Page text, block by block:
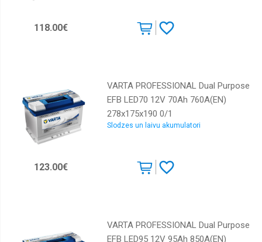
118.00€
VARTA PROFESSIONAL Dual Purpose
EFB LED70 12V 70Ah 760A(EN)
278x175x190 0/1
EAN4016987164433
Slodzes un laivu akumulatori
123.00€
VARTA PROFESSIONAL Dual Purpose
EFB LED95 12V 95Ah 850A(EN)